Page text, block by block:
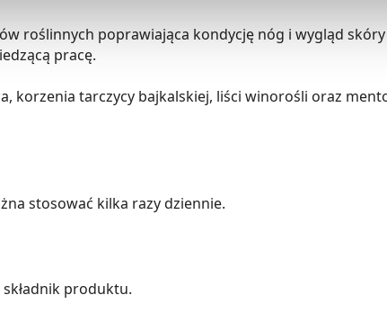
roślinnych poprawiająca kondycję nóg i wygląd
pracę.
tarczycy bajkalskiej, liści winorośli oraz
stosować kilka razy dziennie.
produktu.